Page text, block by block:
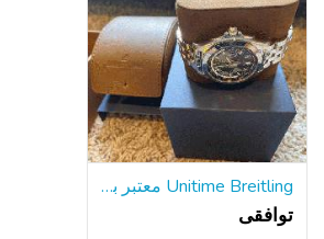
Unitime Breitling معتبر با دستبند فولادی w / جعبه و مقالات
توافقی